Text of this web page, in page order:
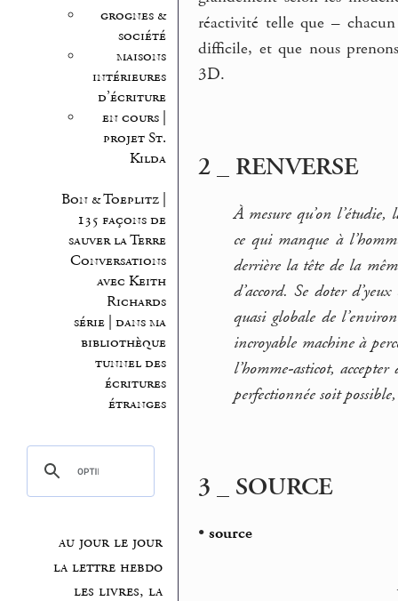
grognes &
société
maisons
intérieures
d’écriture
en cours |
projet St.
Kilda
Bon & Toeplitz |
135 façons de
sauver la Terre
Conversations
avec Keith
Richards
série | dans ma
bibliothèque
tunnel des
écritures
étranges
au jour le jour
la lettre hebdo
les livres, la
réactivité telle que –
difficile, et que nous
3D.
2 _ RENVERSE
À mesure qu’on
ce qui manque à
derrière la tête de la
d’accord. Se doter
quasi globale de
incroyable machine à
l’homme-asticot,
perfectionnée soit
3 _ SOURCE
•source